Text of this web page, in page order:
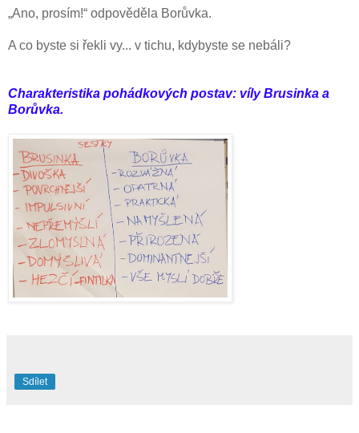
„Ano, prosím!“ odpověděla Borůvka.
A co byste si řekli vy... v tichu, kdybyste se nebáli?
Charakteristika pohádkových postav: víly Brusinka a
Borůvka.
Sdílet